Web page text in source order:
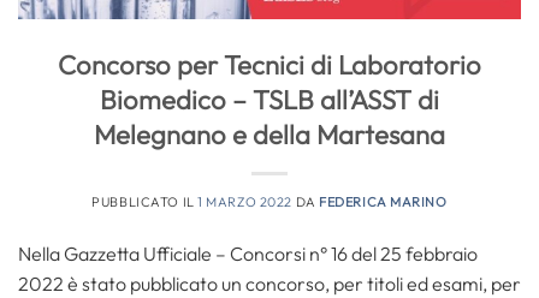
Concorso per Tecnici di Laboratorio
Biomedico – TSLB all’ASST di
Melegnano e della Martesana
PUBBLICATO IL1 MARZO 2022 DA FEDERICA MARINO
Nella Gazzetta Ufficiale – Concorsi n° 16 del 25 febbraio
2022 è stato pubblicato un concorso, per titoli ed esami, per